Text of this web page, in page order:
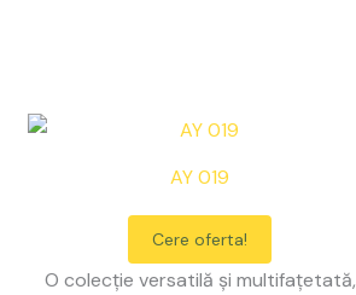
AY 019
Cere oferta!
O colecție versatilă și multifațetată,